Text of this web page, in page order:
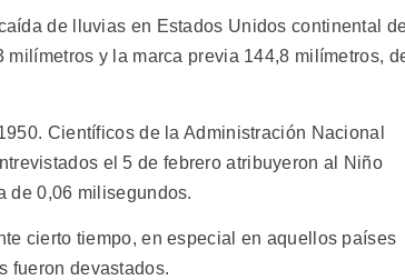
de lluvias en Estados Unidos continental
y la marca previa 144,8 milímetros,
Científicos de la Administración Nacional
el 5 de febrero atribuyeron al Niño
de 0,06 milisegundos.
cierto tiempo, en especial en aquellos países
fueron devastados.